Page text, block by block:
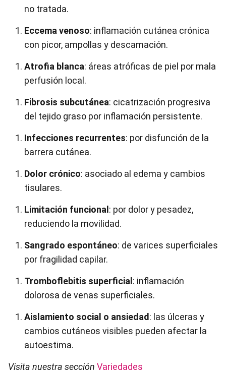
no tratada.
Eccema venoso: inflamación cutánea crónica
con picor, ampollas y descamación.
Atrofia blanca: áreas atróficas de piel por mala
perfusión local.
Fibrosis subcutánea: cicatrización progresiva
del tejido graso por inflamación persistente.
Infecciones recurrentes: por disfunción de la
barrera cutánea.
Dolor crónico: asociado al edema y cambios
tisulares.
Limitación funcional : por dolor y pesadez,
reduciendo la movilidad.
Sangrado espontáneo: de varices superficiales
por fragilidad capilar.
Tromboflebitis superficial : inflamación
dolorosa de venas superficiales.
Aislamiento social o ansiedad : las úlceras y
cambios cutáneos visibles pueden afectar la
autoestima.
Visita nuestra sección Variedades